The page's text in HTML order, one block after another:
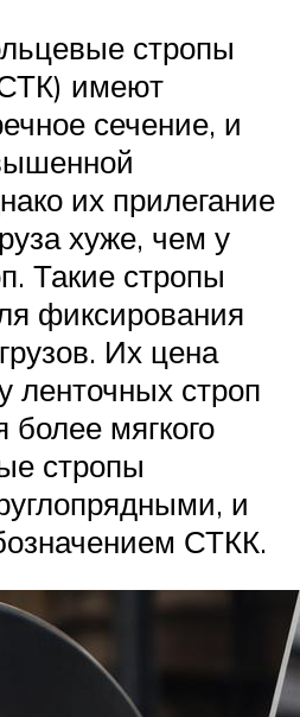
стропы
имеют
сечение, и
их прилегание
хуже, чем у
Такие стропы
фиксирования
Их цена
ленточных строп
мягкого
стропы
и
СТКК.